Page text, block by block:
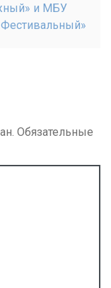
и МБУ
Обязательные